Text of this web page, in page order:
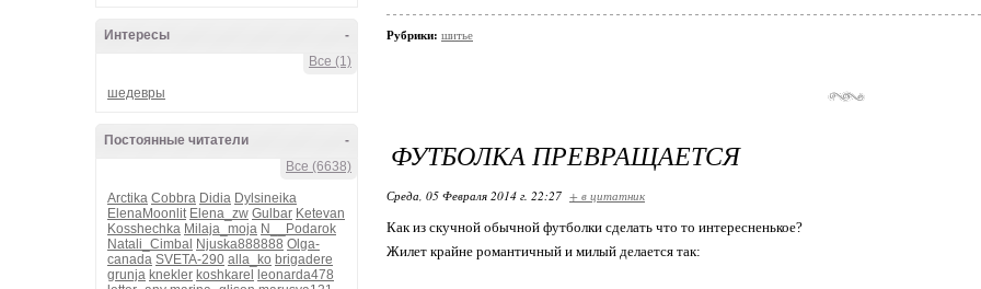
-
Интересы
Все (1)
шедевры
-
Постоянные читатели
Все (6638)
Arctika Cobbra Didia Dylsineika
ElenaMoonlit Elena_zw Gulbar Ketevan
Kosshechka Milaja_moja N__Podarok
Natali_Cimbal Njuska888888 Olga-
canada SVETA-290 alla_ko brigadere
grunja knekler koshkarel
leonarda478
Рубрики: шитье
ФУТБОЛКА ПРЕВРАЩАЕТСЯ
Среда, 05 Февраля 2014 г. 22:27 + в цитатник
Как из скучной обычной футболки сделать что то интересненькое?
Жилет крайне романтичный и милый делается так: